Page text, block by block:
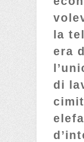
la
era
di